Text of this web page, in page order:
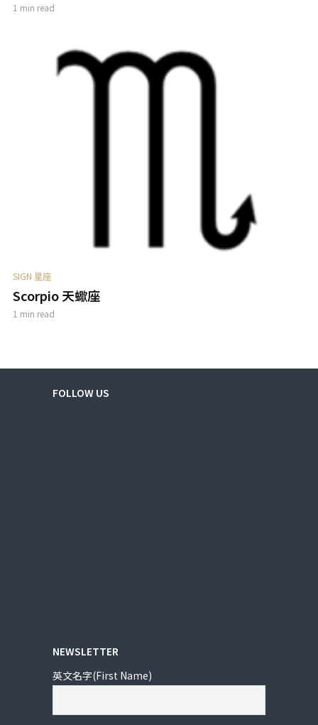
1 min read
SIGN 星座
Scorpio 天蠍座
1 min read
FOLLOW US
NEWSLETTER
英文名字(First Name)